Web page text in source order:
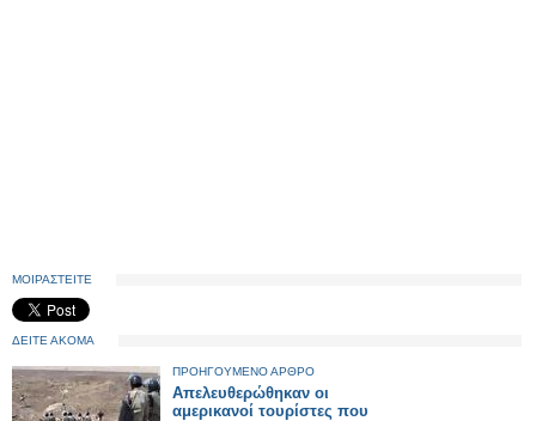
ΜΟΙΡΑΣΤΕΙΤΕ
ΔΕΙΤΕ ΑΚΟΜΑ
ΠΡΟΗΓΟΥΜΕΝΟ ΑΡΘΡΟ
Απελευθερώθηκαν oι
αμερικανοί τουρίστες που